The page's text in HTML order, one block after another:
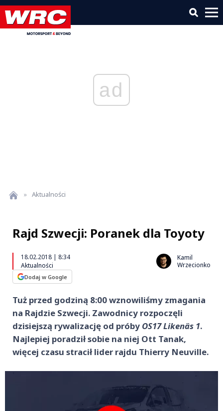
ad
» Aktualności
Rajd Szwecji: Poranek dla Toyoty
18.02.2018 | 8:34
Aktualności
Dodaj w Google
Kamil
Wrzecionko
Tuż przed godziną 8:00 wznowiliśmy zmagania
na Rajdzie Szwecji. Zawodnicy rozpoczęli
dzisiejszą rywalizację od próby OS17 Likenäs 1.
Najlepiej poradził sobie na niej Ott Tanak,
więcej czasu stracił lider rajdu Thierry Neuville.